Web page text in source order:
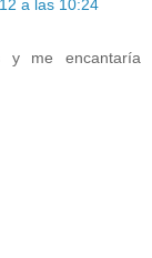
a las 10:24
y me encantaría